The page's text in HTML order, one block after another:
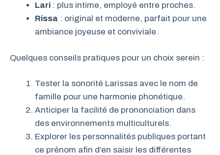
Lari : plus intime, employé entre proches.
Rissa : original et moderne, parfait pour une
ambiance joyeuse et conviviale.
Quelques conseils pratiques pour un choix serein :
Tester la sonorité Larissas avec le nom de
famille pour une harmonie phonétique.
Anticiper la facilité de prononciation dans
des environnements multiculturels.
Explorer les personnalités publiques portant
ce prénom afin d’en saisir les différentes